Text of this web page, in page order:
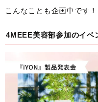
こんなことも企画中です！
4MEEE美容部参加のイベ